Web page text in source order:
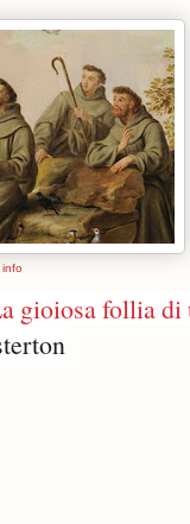
info
gioiosa follia